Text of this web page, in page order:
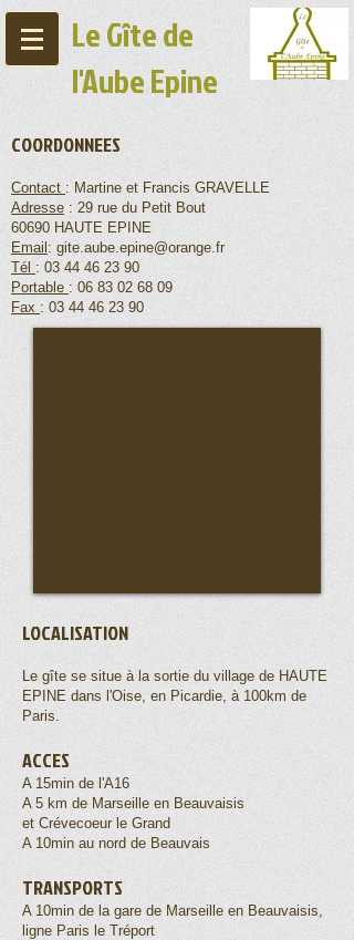
Le Gîte de
l'Aube Epine
COORDONNEES
Contact : Martine et Francis GRAVELLE
Adresse : 29 rue du Petit Bout
60690 HAUTE EPINE
Email : gite.aube.epine@orange.fr
Tél : 03 44 46 23 90
Portable : 06 83 02 68 09
Fax : 03 44 46 23 90
LOCALISATION
Le gîte se situe à la sortie du village de HAUTE
EPINE dans l'Oise, en Picardie, à 100km de
Paris.
ACCES
A 15min de l'A16
A 5 km de Marseille en Beauvaisis
et Crévecoeur le Grand
A 10min au nord de Beauvais
TRANSPORTS
A 10min de la gare de Marseille en Beauvaisis,
ligne Paris le Tréport